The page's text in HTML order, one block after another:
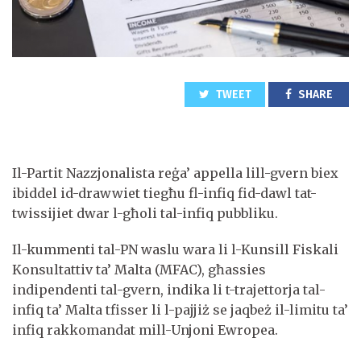
TWEET SHARE
Il-Partit Nazzjonalista reġa’ appella lill-gvern biex
ibiddel id-drawwiet tiegħu fl-infiq fid-dawl tat-
twissijiet dwar l-għoli tal-infiq pubbliku.
Il-kummenti tal-PN waslu wara li l-Kunsill Fiskali
Konsultattiv ta’ Malta (MFAC), għassies
indipendenti tal-gvern, indika li t-trajettorja tal-
infiq ta’ Malta tfisser li l-pajjiż se jaqbeż il-limitu ta’
infiq rakkomandat mill-Unjoni Ewropea.